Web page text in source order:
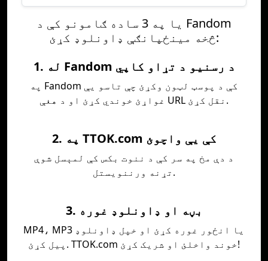
یا په 3 ساده ګامونو کې د Fandom
څخه مینځپانګې ډاونلوډ کړئ:
1. له Fandom د رسنیو د تړاو کاپي
په Fandom کې د پوسټ لټون وکړئ چې تاسو یې
غواړئ خوندي کړئ او د هغې URL نقل کړئ.
2. په TTOK.com کې یې واچوئ
د دې مخ په سر کې د ننوت بکس کې لمېسل شوې
تړنه ورننويستل.
3. بڼه او ډاونلوډ غوره
MP4، MP3 یا انځور غوره کړئ او خپل ډاونلوډ
پیل کړئ. TTOK.com خوند واخلئ او شریک کړئ!